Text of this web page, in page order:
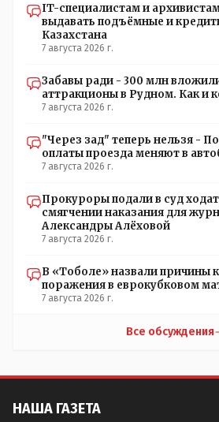
противоречие. Вы считаете иначе?
IT-специалистам и
выдавать подъёмные и
Казахстана
7 августа 2026 г.
Забавы ради - 300 млн
аттракционы в Рудном. Как и
7 августа 2026 г.
"Через зад" теперь нельзя -
оплаты проезда меняют в
7 августа 2026 г.
Прокуроры подали в суд
смягчении наказания для
Александры Алёховой
7 августа 2026 г.
В «Тоболе» назвали причины
поражения в еврокубковом
7 августа 2026 г.
Все обсуждения
НАША ГАЗЕТА